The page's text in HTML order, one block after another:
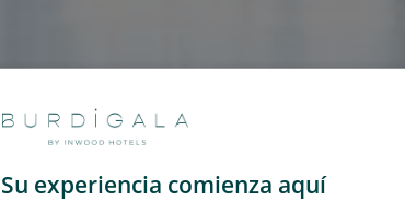
Su experiencia comienza aquí